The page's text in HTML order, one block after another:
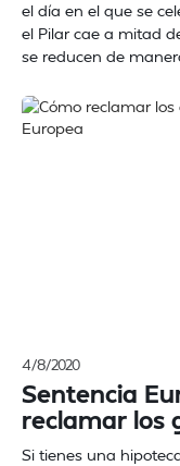
el día en el que se
el Pilar cae a mitad
se reducen de
4/8/2020
Sentencia
reclamar los
Si tienes una